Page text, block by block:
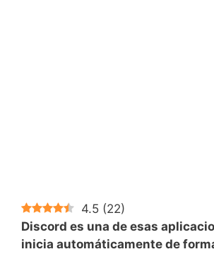
4.5 (22)
Discord es una de esas
inicia automáticamente de